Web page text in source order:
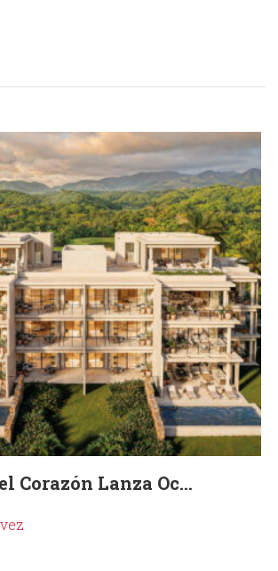
Corazón Lanza Oc...